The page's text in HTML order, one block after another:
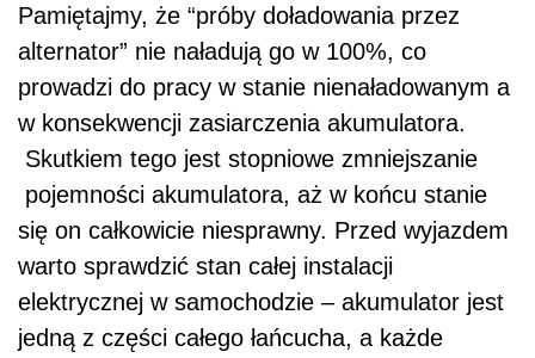
Pamiętajmy, że “próby doładowania przez
alternator” nie naładują go w 100%, co
prowadzi do pracy w stanie nienaładowanym a
w konsekwencji zasiarczenia akumulatora.
Skutkiem tego jest stopniowe zmniejszanie
pojemności akumulatora, aż w końcu stanie
się on całkowicie niesprawny. Przed wyjazdem
warto sprawdzić stan całej instalacji
elektrycznej w samochodzie – akumulator jest
jedną z części całego łańcucha, a każde